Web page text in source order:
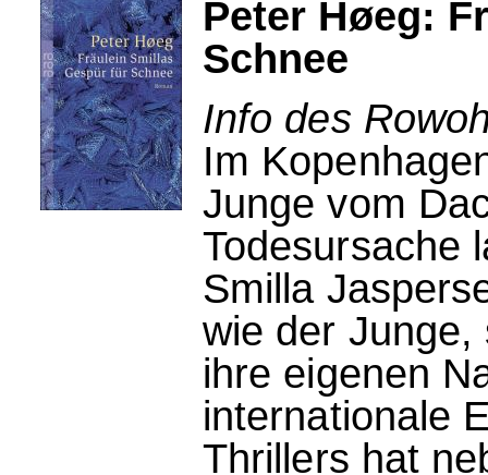
Peter Høeg:
Schnee
Info des
Im
Junge vom
Todesursache
Smilla
wie der
ihre eigenen
internationale
Thrillers hat